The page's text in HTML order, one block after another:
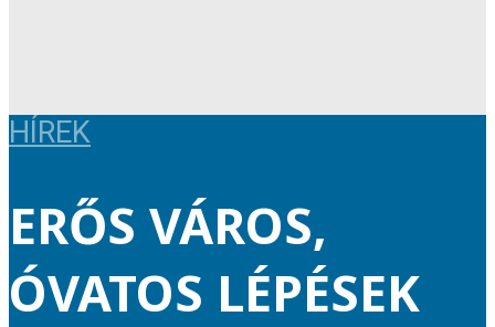
HÍREK
ERŐS VÁROS,
ÓVATOS LÉPÉSEK